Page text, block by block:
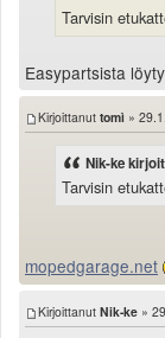
Mainostus
Palaute
Kevytversio
Tarvisin
Easypartsista
Kirjoittanut tomì »
Nik-ke
Tarvisin
mopedgarage.net
Kirjoittanut Nik-ke »